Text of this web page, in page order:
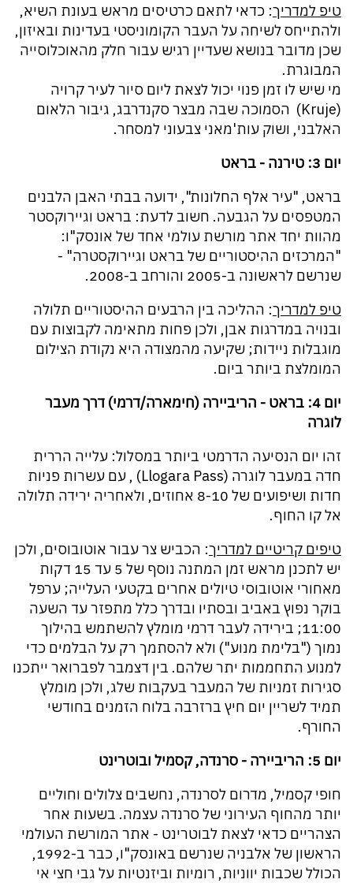
טיפ למדריך: כדאי לתאם כרטיסים מראש בעונת השיא,
ולהתייחס לשיחה על העבר הקומוניסטי בעדינות ובאיזון,
שכן מדובר בנושא שעדיין רגיש עבור חלק מהאוכלוסייה
המבוגרת.
מי שיש לו זמן פנוי יכול לצאת ליום סיור לעיר קרויה
(Kruje) הסמוכה שבה מבצר סקנדרבג, גיבור הלאום
האלבני, ושוק עות'מאני צבעוני למסחר.
יום 3: טירנה - בראט
בראט, "עיר אלף החלונות", ידועה בבתי האבן הלבנים
המטפסים על הגבעה. חשוב לדעת: בראט וגיירוקסטר
מהוות יחד אתר מורשת עולמי אחד של אונסק"ו:
"המרכזים ההיסטוריים של בראט וגיירוקסטרה" -
שנרשם לראשונה ב-2005 והורחב ב-2008.
טיפ למדריך: ההליכה בין הרבעים ההיסטוריים תלולה
ובנויה במדרגות אבן, ולכן פחות מתאימה לקבוצות עם
מוגבלות ניידות; שקיעה מהמצודה היא נקודת הצילום
המומלצת ביותר ביום.
יום 4: בראט - הריביירה (חימארה/דרמי) דרך מעבר
לוגרה
זהו יום הנסיעה הדרמטי ביותר במסלול: עלייה הררית
חדה במעבר לוגרה (Llogara Pass) , עם עשרות פניות
חדות ושיפועים של 8-10 אחוזים, ולאחריה ירידה תלולה
אל קו החוף.
טיפים קריטיים למדריך: הכביש צר עבור אוטובוסים, ולכן
יש לתכנן מראש זמן המתנה נוסף של 5 עד 15 דקות
מאחורי אוטובוסי טיולים אחרים בקטעי העלייה; ערפל
בוקר נפוץ באביב ובסתיו ובדרך כלל מתפזר עד השעה
11:00; בירידה לעבר דרמי מומלץ להשתמש בהילוך
נמוך ("בלימת מנוע") ולא להסתמך רק על הבלמים כדי
למנוע התחממות יתר שלהם. בין דצמבר לפברואר ייתכנו
סגירות זמניות של המעבר בעקבות שלג, ולכן מומלץ
תמיד לשריין יום חיץ ברזרבה בלוח הזמנים בחודשי
החורף.
יום 5: הריביירה - סרנדה, קסמיל ובוטרינט
חופי קסמיל, מדרום לסרנדה, נחשבים צלולים וחוליים
יותר מהחוף העירוני של סרנדה עצמה. בשעות אחר
הצהריים כדאי לצאת לבוטרינט - אתר המורשת העולמי
הראשון של אלבניה שנרשם באונסק"ו, כבר ב-1992,
הכולל שכבות יווניות, רומיות וביזנטיות על גבי חצי אי